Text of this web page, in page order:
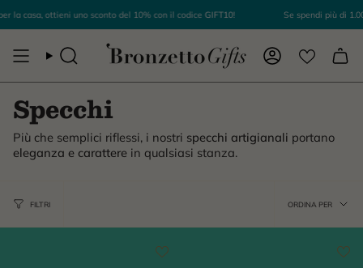
alla casa, ottieni uno sconto del 10% con il codiceGIFT10! Se spendi più di 1.000
Cerca Account
Specchi
Più che semplici riflessi, i nostri specchi artigianali portano
eleganza e carattere in qualsiasi stanza.
FILTRI
per
ORDINA PER